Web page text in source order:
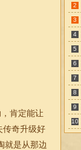
肯定能让
传奇升级好
就是从那边
2
3
4
5
6
7
8
9
10